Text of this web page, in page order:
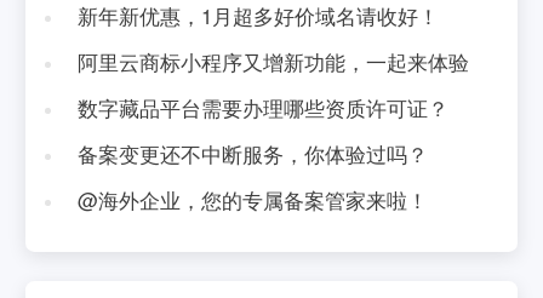
新年新优惠，1月超多好价域名请收好！
阿里云商标小程序又增新功能，一起来体验
数字藏品平台需要办理哪些资质许可证？
备案变更还不中断服务，你体验过吗？
@海外企业，您的专属备案管家来啦！